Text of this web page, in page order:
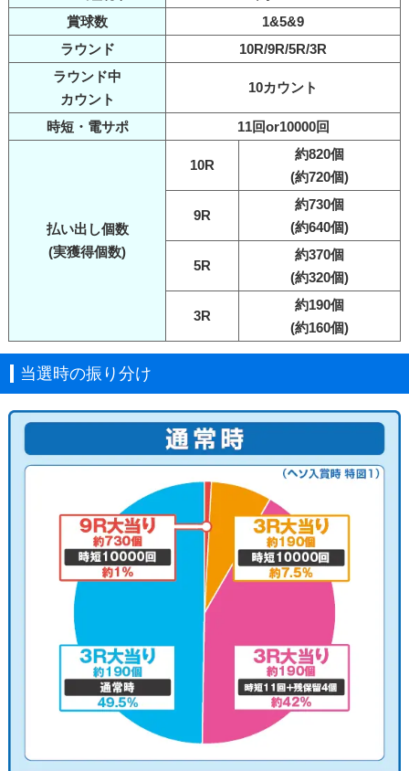
賞球数
1&5&9
ラウンド
10R/9R/5R/3R
ラウンド中
カウント
10カウント
時短・電サポ 11回or10000回
払い出し個数
(実獲得個数)
10R
約820個
(約720個)
9R
約730個
(約640個)
5R
約370個
(約320個)
3R
約190個
(約160個)
当選時の振り分け